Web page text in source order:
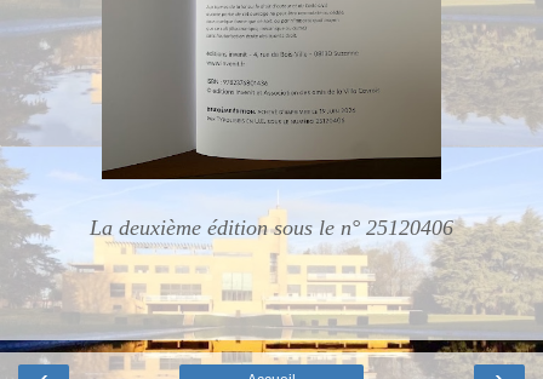
La deuxième édition sous le n° 25120406